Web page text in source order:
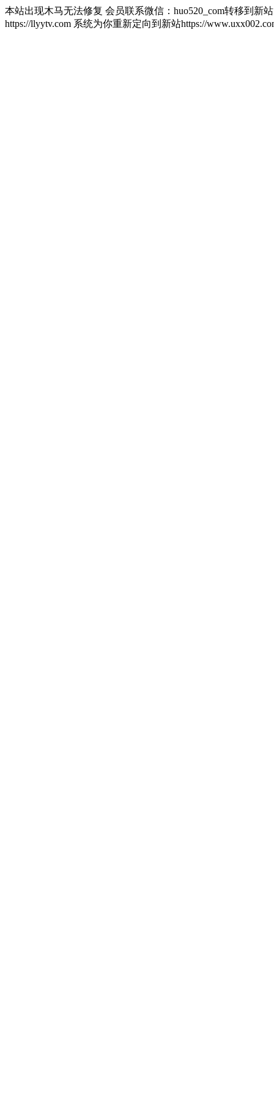
本站出现木马无法修复 会员联系微信：huo520_com转移到新
https://llyytv.com 系统为你重新定向到新站https://